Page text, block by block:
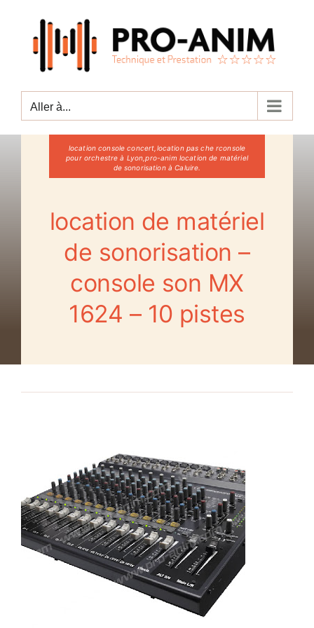
contenu
Aller à...
location console concert,location pas che rconsole
pour orchestre à Lyon,pro-anim location de matériel
de sonorisation à Caluire.
location de matériel
de sonorisation –
console son MX
1624 – 10 pistes